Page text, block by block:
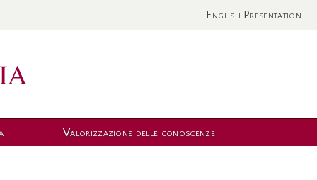
English Presentation
Valorizzazione delle conoscenze